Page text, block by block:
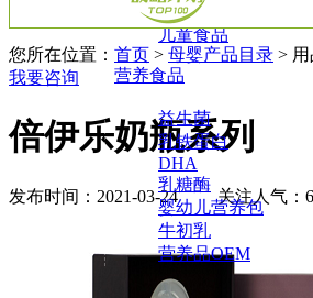
调味营养
儿童食品
营养食品
益生菌
乳铁蛋白
DHA
乳糖酶
婴幼儿营养包
牛初乳
营养品OEM
您所在位置： 首页 > 母婴产品目录 >
我要咨询
倍伊乐奶瓶系列
发布时间：2021-03-24关注人气：